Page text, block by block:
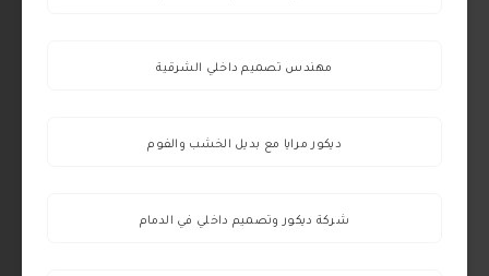
مهندس تصميم داخلي الشرقية
ديكور مرايا مع بديل الخشب والفوم
شركة ديكور وتصميم داخلي في الدمام